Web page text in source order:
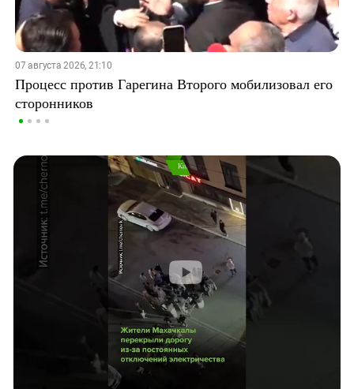
07 августа 2026, 21:10
Процесс против Гарегина Второго мобилизовал его
сторонников